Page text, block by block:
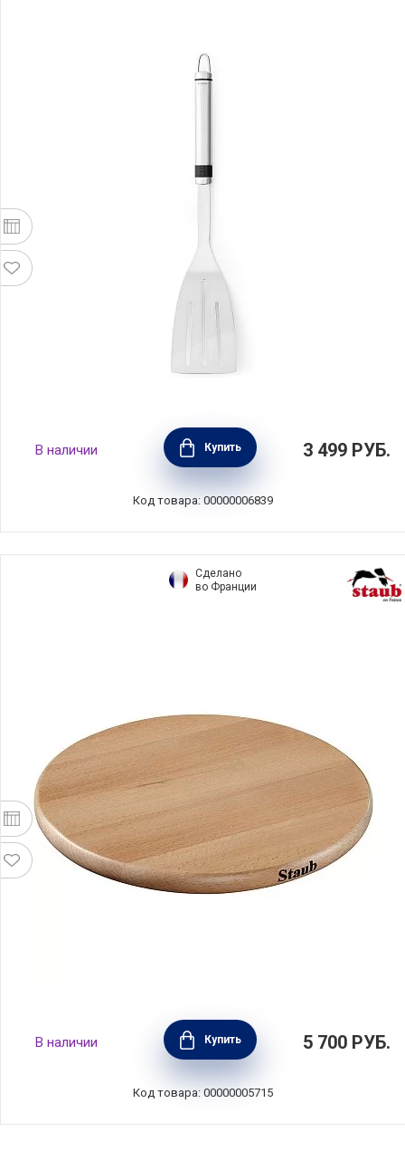
Лопатка с прорезями Profile, сталь, 36см,
Brabantia, 210181
В наличии Купить 3 499 РУБ.
Код товара: 00000006839
Сделано
во Франции
Подставка под горячее магнитная, дерево,
16,5 см, Staub, 40511-078
В наличии Купить 5 700 РУБ.
Код товара: 00000005715